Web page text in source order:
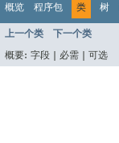
概览 程序包 类 树
上一个类 下一个类
概要: 字段 | 必需 | 可选